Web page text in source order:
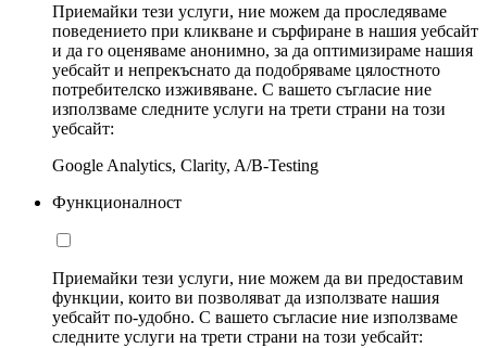
Приемайки тези услуги, ние можем да проследяваме
поведението при кликване и сърфиране в нашия уебсайт
и да го оценяваме анонимно, за да оптимизираме нашия
уебсайт и непрекъснато да подобряваме цялостното
потребителско изживяване. С вашето съгласие ние
използваме следните услуги на трети страни на този
уебсайт:
Google Analytics, Clarity, A/B-Testing
Функционалност
Приемайки тези услуги, ние можем да ви предоставим
функции, които ви позволяват да използвате нашия
уебсайт по-удобно. С вашето съгласие ние използваме
следните услуги на трети страни на този уебсайт: